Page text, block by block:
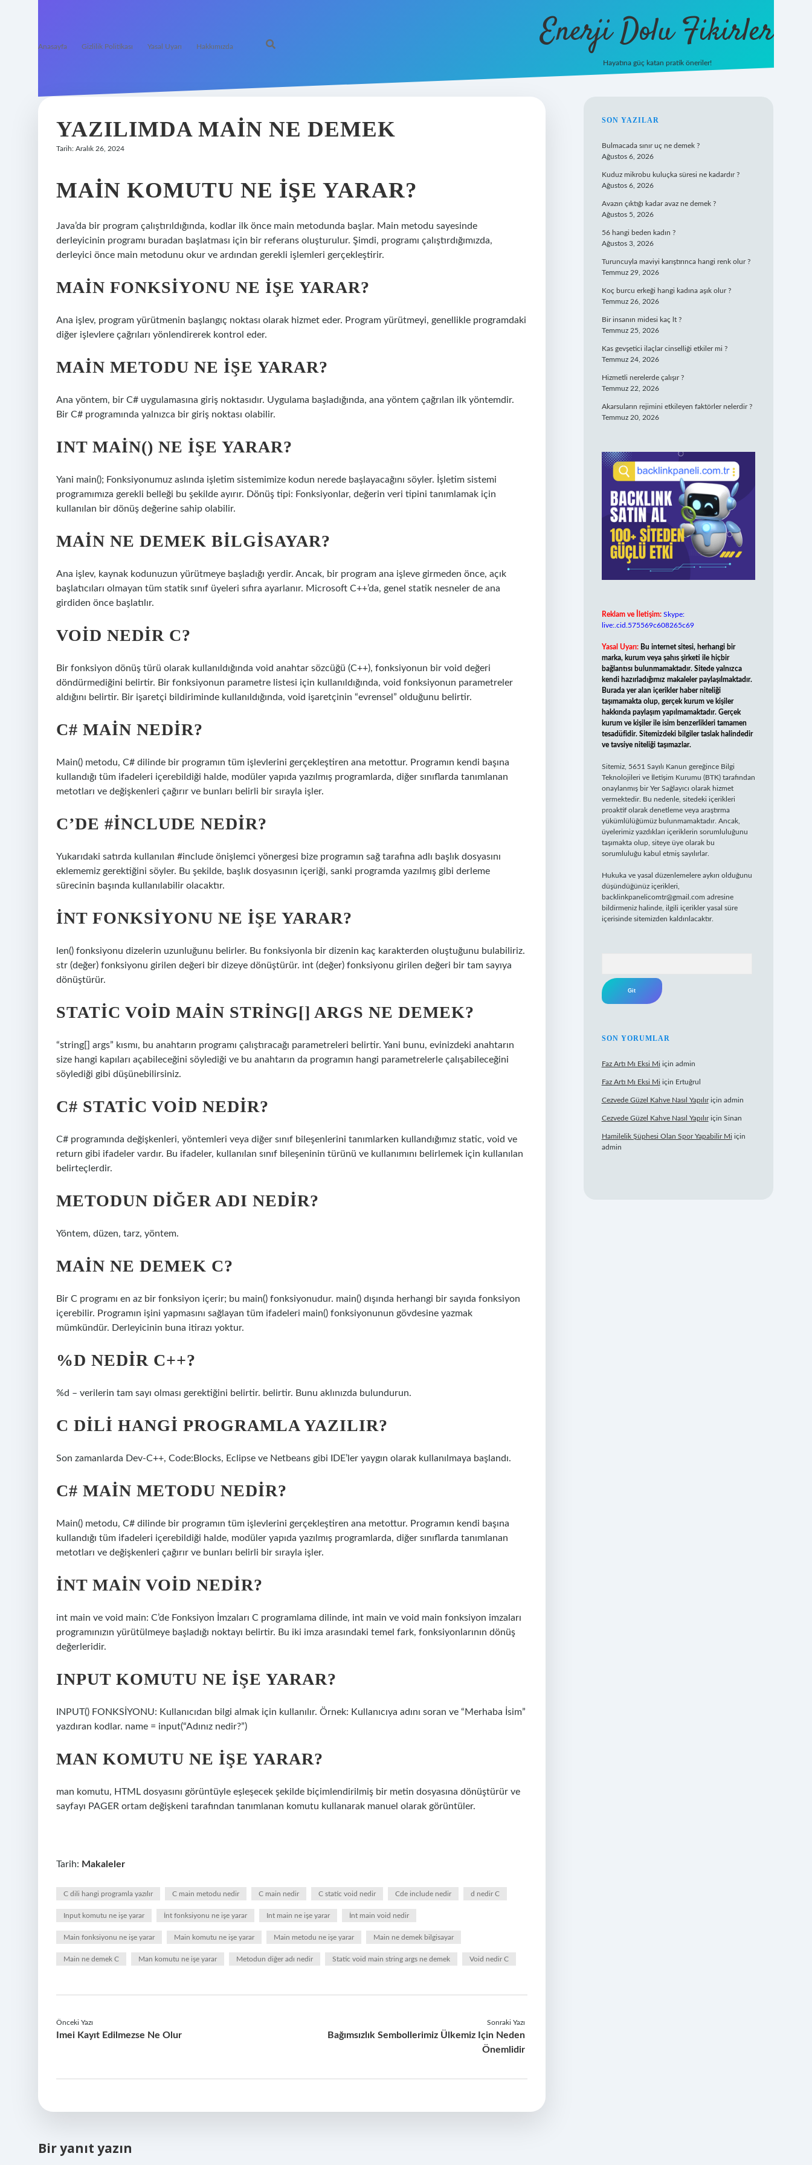
Anasayfa Gizlilik Politikası Yasal Uyarı Hakkımızda Enerji Dolu Fikirler
Hayatına güç katan pratik öneriler!
YAZILIMDA MAIN NE DEMEK
Tarih: Aralık 26, 2024
MAIN KOMUTU NE IŞE YARAR?
Java’da bir program çalıştırıldığında, kodlar ilk önce main metodunda başlar. Main metodu sayesinde
derleyicinin programı buradan başlatması için bir referans oluşturulur. Şimdi, programı çalıştırdığımızda,
derleyici önce main metodunu okur ve ardından gerekli işlemleri gerçekleştirir.
MAIN FONKSIYONU NE IŞE YARAR?
Ana işlev, program yürütmenin başlangıç ​​noktası olarak hizmet eder. Program yürütmeyi, genellikle programdaki
diğer işlevlere çağrıları yönlendirerek kontrol eder.
MAIN METODU NE IŞE YARAR?
Ana yöntem, bir C# uygulamasına giriş noktasıdır. Uygulama başladığında, ana yöntem çağrılan ilk yöntemdir.
Bir C# programında yalnızca bir giriş noktası olabilir.
INT MAIN() NE IŞE YARAR?
Yani main(); Fonksiyonumuz aslında işletim sistemimize kodun nerede başlayacağını söyler. İşletim sistemi
programımıza gerekli belleği bu şekilde ayırır. Dönüş tipi: Fonksiyonlar, değerin veri tipini tanımlamak için
kullanılan bir dönüş değerine sahip olabilir.
MAIN NE DEMEK BILGISAYAR?
Ana işlev, kaynak kodunuzun yürütmeye başladığı yerdir. Ancak, bir program ana işleve girmeden önce, açık
başlatıcıları olmayan tüm statik sınıf üyeleri sıfıra ayarlanır. Microsoft C++’da, genel statik nesneler de ana
girdiden önce başlatılır.
VOID NEDIR C?
Bir fonksiyon dönüş türü olarak kullanıldığında void anahtar sözcüğü (C++), fonksiyonun bir void değeri
döndürmediğini belirtir. Bir fonksiyonun parametre listesi için kullanıldığında, void fonksiyonun parametreler
aldığını belirtir. Bir işaretçi bildiriminde kullanıldığında, void işaretçinin “evrensel” olduğunu belirtir.
C# MAIN NEDIR?
Main() metodu, C# dilinde bir programın tüm işlevlerini gerçekleştiren ana metottur. Programın kendi başına
kullandığı tüm ifadeleri içerebildiği halde, modüler yapıda yazılmış programlarda, diğer sınıflarda tanımlanan
metotları ve değişkenleri çağırır ve bunları belirli bir sırayla işler.
C’DE #INCLUDE NEDIR?
Yukarıdaki satırda kullanılan #include önişlemci yönergesi bize programın sağ tarafına adlı başlık dosyasını
eklememiz gerektiğini söyler. Bu şekilde, başlık dosyasının içeriği, sanki programda yazılmış gibi derleme
sürecinin başında kullanılabilir olacaktır.
İNT FONKSIYONU NE IŞE YARAR?
len() fonksiyonu dizelerin uzunluğunu belirler. Bu fonksiyonla bir dizenin kaç karakterden oluştuğunu bulabiliriz.
str (değer) fonksiyonu girilen değeri bir dizeye dönüştürür. int (değer) fonksiyonu girilen değeri bir tam sayıya
dönüştürür.
STATIC VOID MAIN STRING[] ARGS NE DEMEK?
“string[] args” kısmı, bu anahtarın programı çalıştıracağı parametreleri belirtir. Yani bunu, evinizdeki anahtarın
size hangi kapıları açabileceğini söylediği ve bu anahtarın da programın hangi parametrelerle çalışabileceğini
söylediği gibi düşünebilirsiniz.
C# STATIC VOID NEDIR?
C# programında değişkenleri, yöntemleri veya diğer sınıf bileşenlerini tanımlarken kullandığımız static, void ve
return gibi ifadeler vardır. Bu ifadeler, kullanılan sınıf bileşeninin türünü ve kullanımını belirlemek için kullanılan
belirteçlerdir.
METODUN DIĞER ADI NEDIR?
Yöntem, düzen, tarz, yöntem.
MAIN NE DEMEK C?
Bir C programı en az bir fonksiyon içerir; bu main() fonksiyonudur. main() dışında herhangi bir sayıda fonksiyon
içerebilir. Programın işini yapmasını sağlayan tüm ifadeleri main() fonksiyonunun gövdesine yazmak
mümkündür. Derleyicinin buna itirazı yoktur.
%D NEDIR C++?
%d – verilerin tam sayı olması gerektiğini belirtir. belirtir. Bunu aklınızda bulundurun.
C DILI HANGI PROGRAMLA YAZILIR?
Son zamanlarda Dev-C++, Code:Blocks, Eclipse ve Netbeans gibi IDE’ler yaygın olarak kullanılmaya başlandı.
C# MAIN METODU NEDIR?
Main() metodu, C# dilinde bir programın tüm işlevlerini gerçekleştiren ana metottur. Programın kendi başına
kullandığı tüm ifadeleri içerebildiği halde, modüler yapıda yazılmış programlarda, diğer sınıflarda tanımlanan
metotları ve değişkenleri çağırır ve bunları belirli bir sırayla işler.
İNT MAIN VOID NEDIR?
int main ve void main: C’de Fonksiyon İmzaları C programlama dilinde, int main ve void main fonksiyon imzaları
programınızın yürütülmeye başladığı noktayı belirtir. Bu iki imza arasındaki temel fark, fonksiyonlarının dönüş
değerleridir.
INPUT KOMUTU NE IŞE YARAR?
INPUT() FONKSİYONU: ​​Kullanıcıdan bilgi almak için kullanılır. Örnek: Kullanıcıya adını soran ve “Merhaba İsim”
yazdıran kodlar. name = input(“Adınız nedir?”)
MAN KOMUTU NE IŞE YARAR?
man komutu, HTML dosyasını görüntüyle eşleşecek şekilde biçimlendirilmiş bir metin dosyasına dönüştürür ve
sayfayı PAGER ortam değişkeni tarafından tanımlanan komutu kullanarak manuel olarak görüntüler.
Tarih: Makaleler
C dili hangi programla yazılır C main metodu nedir C main nedir C static void nedir Cde include nedir d nedir C
Input komutu ne işe yarar İnt fonksiyonu ne işe yarar Int main ne işe yarar İnt main void nedir
Main fonksiyonu ne işe yarar Main komutu ne işe yarar Main metodu ne işe yarar Main ne demek bilgisayar
Main ne demek C Man komutu ne işe yarar Metodun diğer adı nedir Static void main string args ne demek Void nedir C
Önceki Yazı
Imei Kayıt Edilmezse Ne Olur
Sonraki Yazı
Bağımsızlık Sembollerimiz Ülkemiz Için Neden
Önemlidir
Bir yanıt yazın
SIDEBAR
SON YAZILAR
Bulmacada sınır uç ne demek ?
Ağustos 6, 2026
Kuduz mikrobu kuluçka süresi ne kadardır ?
Ağustos 6, 2026
Avazın çıktığı kadar avaz ne demek ?
Ağustos 5, 2026
56 hangi beden kadın ?
Ağustos 3, 2026
Turuncuyla maviyi karıştırınca hangi renk olur ?
Temmuz 29, 2026
Koç burcu erkeği hangi kadına aşık olur ?
Temmuz 26, 2026
Bir insanın midesi kaç lt ?
Temmuz 25, 2026
Kas gevşetici ilaçlar cinselliği etkiler mi ?
Temmuz 24, 2026
Hizmetli nerelerde çalışır ?
Temmuz 22, 2026
Akarsuların rejimini etkileyen faktörler nelerdir ?
Temmuz 20, 2026
Reklam ve İletişim: Skype:
live:.cid.575569c608265c69
Yasal Uyarı: Bu internet sitesi, herhangi bir
marka, kurum veya şahıs şirketi ile hiçbir
bağlantısı bulunmamaktadır. Sitede yalnızca
kendi hazırladığımız makaleler paylaşılmaktadır.
Burada yer alan içerikler haber niteliği
taşımamakta olup, gerçek kurum ve kişiler
hakkında paylaşım yapılmamaktadır. Gerçek
kurum ve kişiler ile isim benzerlikleri tamamen
tesadüfidir. Sitemizdeki bilgiler taslak halindedir
ve tavsiye niteliği taşımazlar.
Sitemiz, 5651 Sayılı Kanun gereğince Bilgi
Teknolojileri ve İletişim Kurumu (BTK) tarafından
onaylanmış bir Yer Sağlayıcı olarak hizmet
vermektedir. Bu nedenle, sitedeki içerikleri
proaktif olarak denetleme veya araştırma
yükümlülüğümüz bulunmamaktadır. Ancak,
üyelerimiz yazdıkları içeriklerin sorumluluğunu
taşımakta olup, siteye üye olarak bu
sorumluluğu kabul etmiş sayılırlar.
Hukuka ve yasal düzenlemelere aykırı olduğunu
düşündüğünüz içerikleri,
backlinkpanelicomtr@gmail.com adresine
bildirmeniz halinde, ilgili içerikler yasal süre
içerisinde sitemizden kaldırılacaktır.
SON YORUMLAR
Faz Artı Mı Eksi Mi için admin
Faz Artı Mı Eksi Mi için Ertuğrul
Cezvede Güzel Kahve Nasıl Yapılıriçin admin
Cezvede Güzel Kahve Nasıl Yapılıriçin Sinan
Hamilelik Şüphesi Olan Spor Yapabilir Mi için
admin